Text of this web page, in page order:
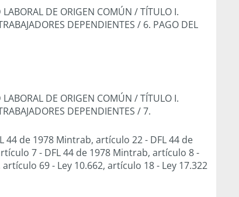
DE ORIGEN COMÚN /TÍTULO I.
DEPENDIENTES / 6. PAGO DEL
DE ORIGEN COMÚN /TÍTULO I.
DEPENDIENTES /7.
44 de 1978 Mintrab, artículo 22- DFL 44 de
7- DFL 44 de 1978 Mintrab, artículo 8-
artículo 69- Ley 10.662, artículo 18- Ley 17.322